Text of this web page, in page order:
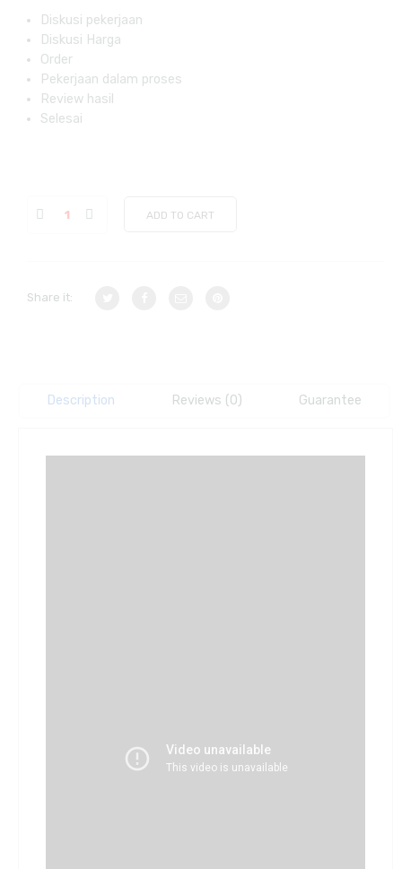
Diskusi pekerjaan
Diskusi Harga
Order
Pekerjaan dalam proses
Review hasil
Selesai
ADD TO CART
Share it:
Description Reviews (0) Guarantee